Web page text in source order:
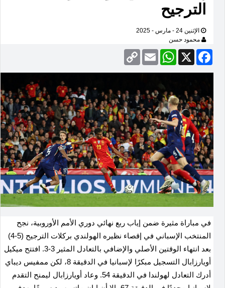
الترجيح
الإثنين 24 - مارس - 2025
محمود حسن
Facebook
X
WhatsApp
Email
Copy
Link
في مباراة مثيرة ضمن إياب ربع نهائي دوري الأمم الأوروبية، نجح
المنتخب الإسباني في إقصاء نظيره الهولندي بركلات الترجيح (5-4)
بعد انتهاء الوقتين الأصلي والإضافي بالتعادل المثير 3-3. افتتح ميكيل
أويارزابال التسجيل مبكرًا لإسبانيا في الدقيقة 8، لكن ممفيس ديباي
أدرك التعادل لهولندا في الدقيقة 54. وعاد أويارزابال ليمنح التقدم